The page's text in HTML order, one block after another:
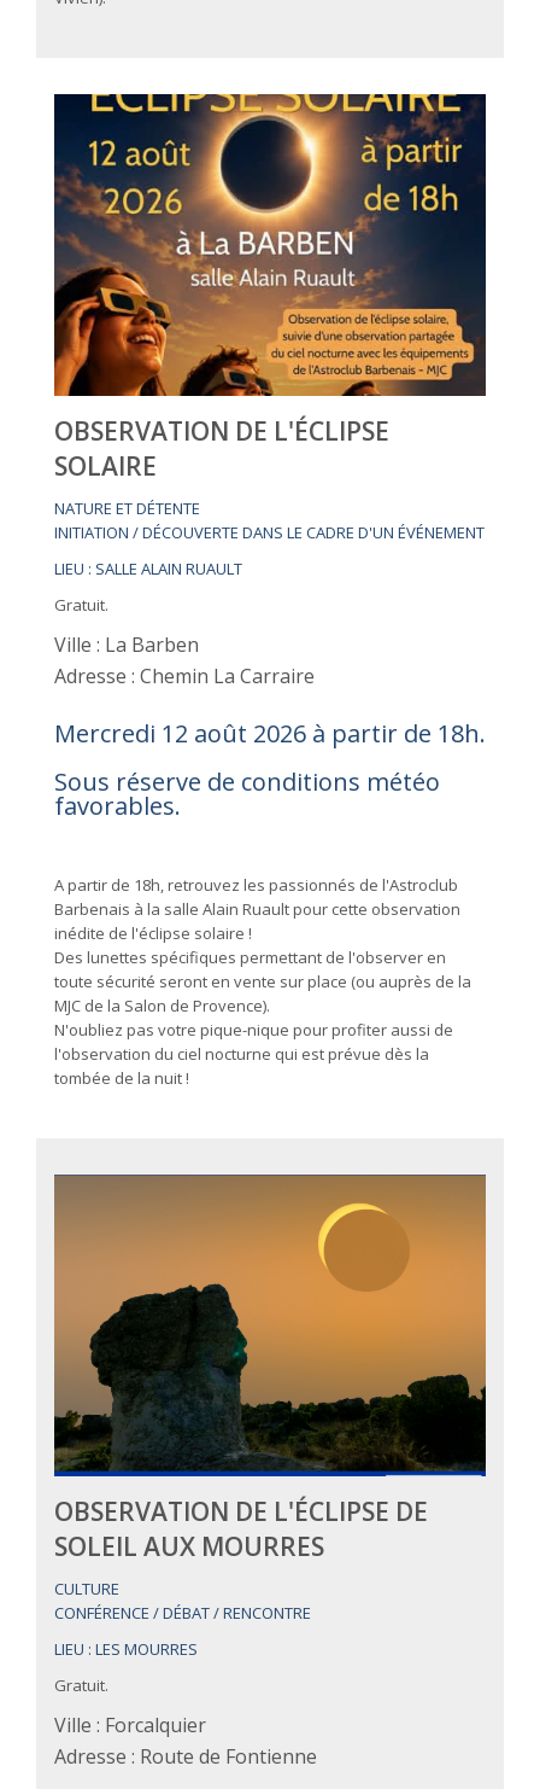
OBSERVATION DE L'ÉCLIPSE
SOLAIRE
NATURE ET DÉTENTE
INITIATION / DÉCOUVERTE DANS LE CADRE D'UN ÉVÉNEMENT
LIEU : SALLE ALAIN RUAULT
Gratuit.
Ville : La Barben
Adresse : Chemin La Carraire
Mercredi 12 août 2026 à partir de 18h.
Sous réserve de conditions météo
favorables.
A partir de 18h, retrouvez les passionnés de l'Astroclub
Barbenais à la salle Alain Ruault pour cette observation
inédite de l'éclipse solaire !
Des lunettes spécifiques permettant de l'observer en
toute sécurité seront en vente sur place (ou auprès de la
MJC de la Salon de Provence).
N'oubliez pas votre pique-nique pour profiter aussi de
l'observation du ciel nocturne qui est prévue dès la
tombée de la nuit !
OBSERVATION DE L'ÉCLIPSE DE
SOLEIL AUX MOURRES
CULTURE
CONFÉRENCE / DÉBAT / RENCONTRE
LIEU : LES MOURRES
Gratuit.
Ville : Forcalquier
Adresse : Route de Fontienne